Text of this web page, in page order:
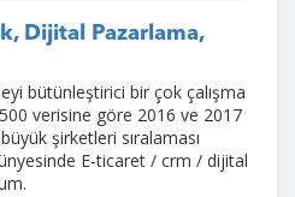
Dijital Pazarlama,
bütünleştirici bir çok çalışma
verisine göre 2016 ve 2017
şirketleri sıralaması
E-ticaret / crm / dijital